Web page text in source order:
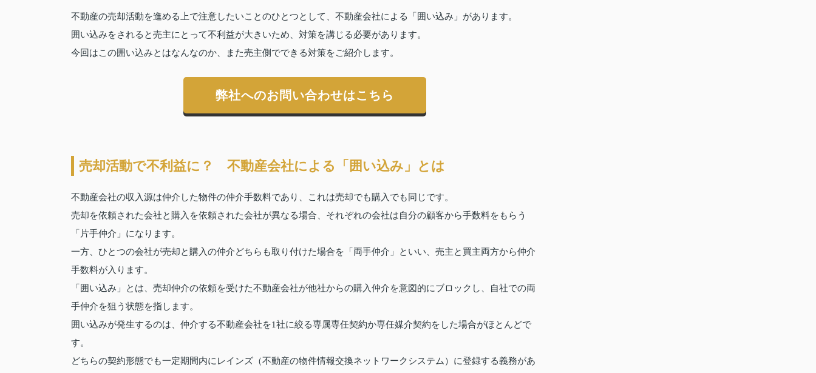
不動産の売却活動を進める上で注意したいことのひとつとして、不動産会社による「囲い込み」があります。
囲い込みをされると売主にとって不利益が大きいため、対策を講じる必要があります。
今回はこの囲い込みとはなんなのか、また売主側でできる対策をご紹介します。
弊社へのお問い合わせはこちら
売却活動で不利益に？ 不動産会社による「囲い込み」とは
不動産会社の収入源は仲介した物件の仲介手数料であり、これは売却でも購入でも同じです。
売却を依頼された会社と購入を依頼された会社が異なる場合、それぞれの会社は自分の顧客から手数料をもらう
「片手仲介」になります。
一方、ひとつの会社が売却と購入の仲介どちらも取り付けた場合を「両手仲介」といい、売主と買主両方から仲介
手数料が入ります。
「囲い込み」とは、売却仲介の依頼を受けた不動産会社が他社からの購入仲介を意図的にブロックし、自社での両
手仲介を狙う状態を指します。
囲い込みが発生するのは、仲介する不動産会社を1社に絞る専属専任契約か専任媒介契約をした場合がほとんどで
す。
どちらの契約形態でも一定期間内にレインズ（不動産の物件情報交換ネットワークシステム）に登録する義務があ